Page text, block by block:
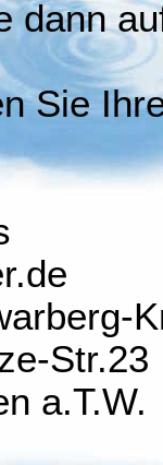
dann
Sie
Str.23
a.T.W.